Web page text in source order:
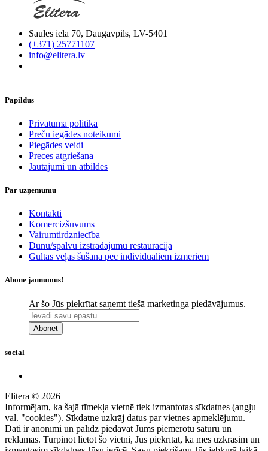
Saules iela 70, Daugavpils, LV-5401
(+371) 25771107
info@elitera.lv
Papildus
​Privātuma politika
Preču iegādes noteikumi
Piegādes veidi
Preces atgriešana
Jautājumi un atbildes
Par uzņēmumu
Kontakti
Komercizšuvums
Vairumtirdzniecība
Dūnu/spalvu izstrādājumu restaurācija
Gultas veļas šūšana pēc individuāliem izmēriem
Abonē jaunumus!
Ar šo Jūs piekrītat saņemt tiešā marketinga piedāvājumus.
Abonēt
social
Elitera © 2026
Informējam, ka šajā tīmekļa vietnē tiek izmantotas sīkdatnes (angļu
val. "cookies"). Sīkdatne uzkrāj datus par vietnes apmeklējumu.
Dati ir anonīmi un palīdz piedāvāt Jums piemērotu saturu un
reklāmas. Turpinot lietot šo vietni, Jūs piekrītat, ka mēs uzkrāsim un